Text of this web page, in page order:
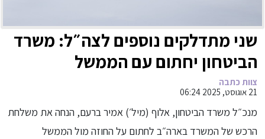
שני מתדלקים נוספים לצה״ל: משרד
הביטחון יחתום עם הממשל
האמריקני על רכש מטוסי התדלוק
החמישי והשישי של חיל האוויר,
מתוצרת חברת בואינג
צוות כתבה
21 אוגוסט, 2025 06:24
מנכ״ל משרד הביטחון, אלוף (מיל׳) אמיר ברעם, הנחה את משלחת
הרכש של המשרד בארה״ב לחתום על החוזה מול הממשל